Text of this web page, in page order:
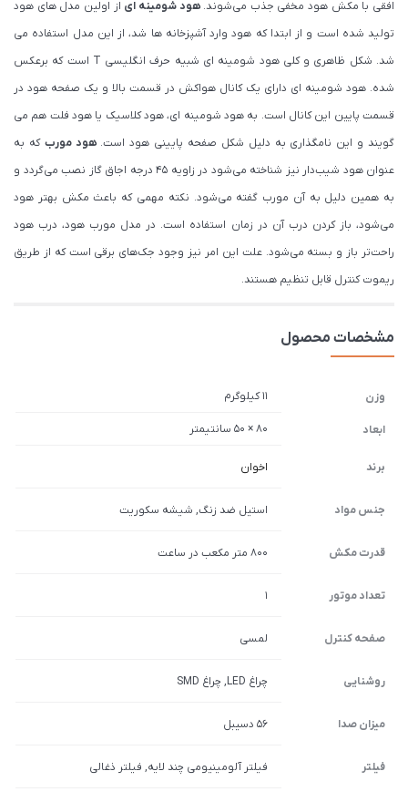
افقی با مکش هود مخفی جذب می‌شوند.هود شومینه ای از اولین مدل های هود
تولید شده است و از ابتدا که هود وارد آشپزخانه ها شد، از این مدل استفاده می
شد. شکل ظاهری و کلی هود شومینه ای شبیه حرف انگلیسی T است که برعکس
شده. هود شومینه ای دارای یک کانال هواکش در قسمت بالا و یک صفحه هود در
قسمت پایین این کانال است. به هود شومینه ای، هود کلاسیک یا هود فلت هم می
گویند و این نامگذاری به دلیل شکل صفحه پایینی هود است.هود مورب که به
عنوان هود شیب‌دار نیز شناخته می‌شود در زاویه ۴۵ درجه اجاق گاز نصب می‌گردد و
به همین دلیل به آن مورب گفته می‌شود. نکته مهمی که باعث مکش بهتر هود
می‌شود، باز کردن درب آن در زمان استفاده است. در مدل مورب هود، درب هود
راحت‌تر باز و بسته می‌شود. علت این امر نیز وجود جک‌های برقی است که از طریق
ریموت کنترل قابل تنظیم هستند.
مشخصات محصول
وزن 11 کیلوگرم
ابعاد 80 × 50 سانتیمتر
برند اخوان
جنس مواد استیل ضد زنگ, شیشه سکوریت
قدرت مکش 800 متر مکعب در ساعت
تعداد موتور 1
صفحه کنترل لمسی
روشنایی چراغ LED, چراغ SMD
میزان صدا ۵۶ دسیبل
فیلتر فیلتر آلومینیومی چند لایه, فیلتر ذغالی